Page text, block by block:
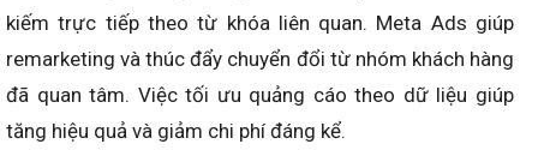
kiếm trực tiếp theo từ khóa liên quan. Meta Ads giúp
remarketing và thúc đẩy chuyển đổi từ nhóm khách hàng
đã quan tâm. Việc tối ưu quảng cáo theo dữ liệu giúp
tăng hiệu quả và giảm chi phí đáng kể.